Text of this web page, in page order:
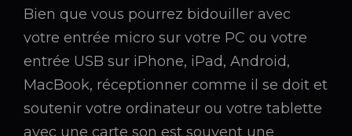
Bien que vous pourrez bidouiller avec
votre entrée micro sur votre PC ou votre
entrée USB sur iPhone, iPad, Android,
MacBook, réceptionner comme il se doit et
soutenir votre ordinateur ou votre tablette
avec une carte son est souvent une